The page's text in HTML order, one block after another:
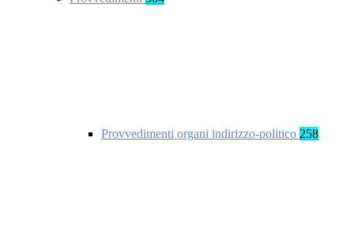
Provvedimenti organi indirizzo-politico 258